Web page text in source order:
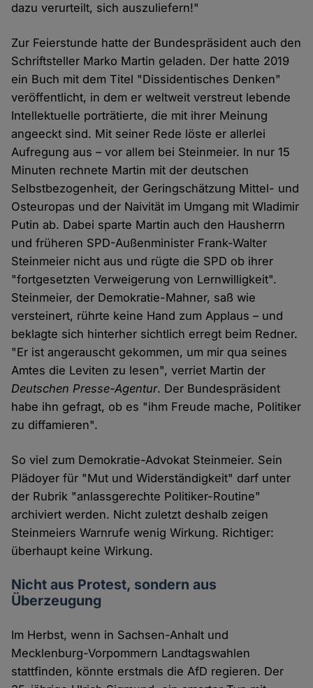
dazu verurteilt, sich auszuliefern!"
Zur Feierstunde hatte der Bundespräsident auch den
Schriftsteller Marko Martin geladen. Der hatte 2019
ein Buch mit dem Titel "Dissidentisches Denken"
veröffentlicht, in dem er weltweit verstreut lebende
Intellektuelle porträtierte, die mit ihrer Meinung
angeeckt sind. Mit seiner Rede löste er allerlei
Aufregung aus – vor allem bei Steinmeier. In nur 15
Minuten rechnete Martin mit der deutschen
Selbstbezogenheit, der Geringschätzung Mittel- und
Osteuropas und der Naivität im Umgang mit Wladimir
Putin ab. Dabei sparte Martin auch den Hausherrn
und früheren SPD-Außenminister Frank-Walter
Steinmeier nicht aus und rügte die SPD ob ihrer
"fortgesetzten Verweigerung von Lernwilligkeit".
Steinmeier, der Demokratie-Mahner, saß wie
versteinert, rührte keine Hand zum Applaus – und
beklagte sich hinterher sichtlich erregt beim Redner.
"Er ist angerauscht gekommen, um mir qua seines
Amtes die Leviten zu lesen", verriet Martin der
Deutschen Presse-Agentur. Der Bundespräsident
habe ihn gefragt, ob es "ihm Freude mache, Politiker
zu diffamieren".
So viel zum Demokratie-Advokat Steinmeier. Sein
Plädoyer für "Mut und Widerständigkeit" darf unter
der Rubrik "anlassgerechte Politiker-Routine"
archiviert werden. Nicht zuletzt deshalb zeigen
Steinmeiers Warnrufe wenig Wirkung. Richtiger:
überhaupt keine Wirkung.
Nicht aus Protest, sondern aus
Überzeugung
Im Herbst, wenn in Sachsen-Anhalt und
Mecklenburg-Vorpommern Landtagswahlen
stattfinden, könnte erstmals die AfD regieren. Der